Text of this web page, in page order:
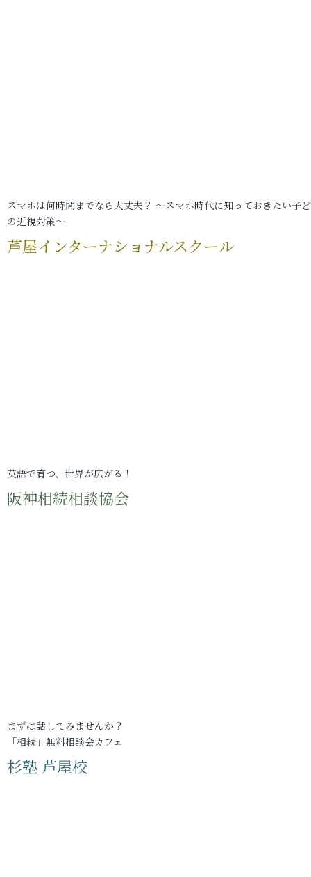
スマホは何時間までなら大丈夫？ ～スマホ時代に知っておきたい子
の近視対策～
芦屋インターナショナルスクール
英語で育つ、世界が広がる！
阪神相続相談協会
まずは話してみませんか？
「相続」無料相談会カフェ
杉塾 芦屋校